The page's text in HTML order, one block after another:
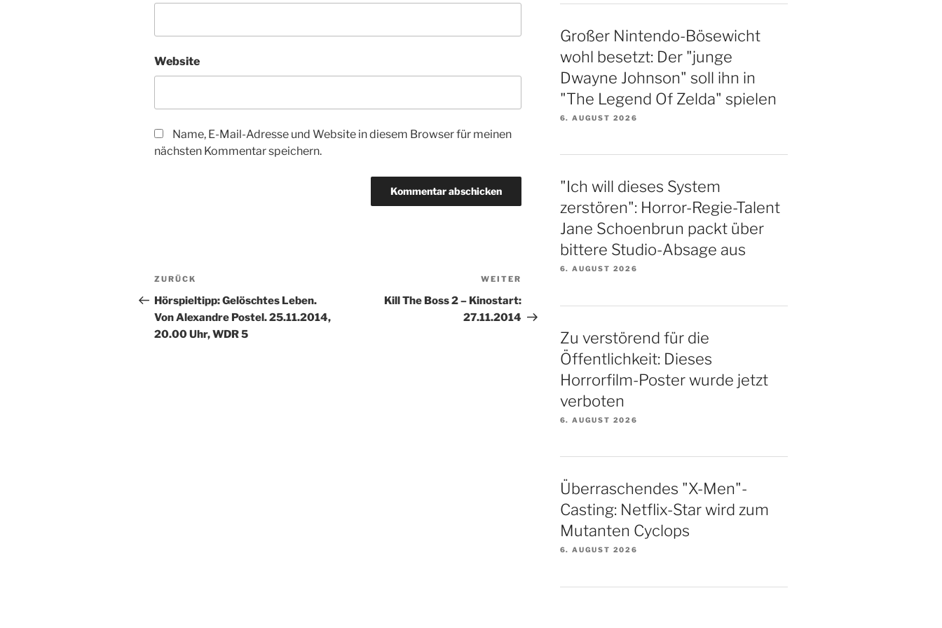
Website
Name, E-Mail-Adresse und Website in diesem Browser für meinen
nächsten Kommentar speichern.
Beitragsnavigation
Vorheriger
Beitrag
ZURÜCK
Hörspieltipp: Gelöschtes Leben.
Von Alexandre Postel. 25.11.2014,
20.00 Uhr, WDR 5
Beitrag
WEITER
Kill The Boss 2 – Kinostart:
27.11.2014
Großer Nintendo-Bösewicht
wohl besetzt: Der "junge
Dwayne Johnson" soll ihn in
"The Legend Of Zelda" spielen
6. AUGUST 2026
"Ich will dieses System
zerstören": Horror-Regie-Talent
Jane Schoenbrun packt über
bittere Studio-Absage aus
6. AUGUST 2026
Zu verstörend für die
Öffentlichkeit: Dieses
Horrorfilm-Poster wurde jetzt
verboten
6. AUGUST 2026
Überraschendes "X-Men"-
Casting: Netflix-Star wird zum
Mutanten Cyclops
6. AUGUST 2026